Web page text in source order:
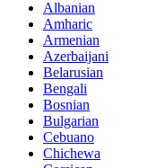
Albanian
Amharic
Armenian
Azerbaijani
Belarusian
Bengali
Bosnian
Bulgarian
Cebuano
Chichewa